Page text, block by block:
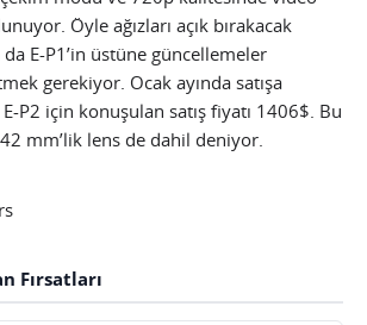
Öyle ağızları açık bırakacak
E-P1’in üstüne güncellemeler
gerekiyor. Ocak ayında satışa
E-P2 için konuşulan satış fiyatı 1406$. Bu
mm’lik lens de dahil deniyor.
Fırsatları